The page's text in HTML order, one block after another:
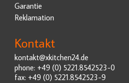
Garantie
Reklamation
Kontakt
kontakt@xkitchen24.de
phone: +49 (0) 5221.8542523-0
fax: +49 (0) 5221.8542523-9